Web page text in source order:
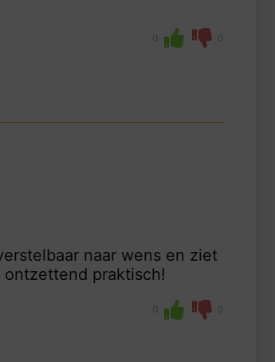
0 0
naar wens en ziet
praktisch!
0 0